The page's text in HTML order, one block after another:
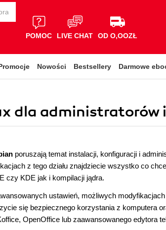
POMOC LIVE CHAT OD O,OOZŁ
Nowości Bestsellery Darmowe
dla
poruszają temat instalacji, konfiguracji i
z tego działu znajdziecie wszystko co
czy KDE jak i kompilacji jądra.
ustawień, możliwych
się bezpiecznego korzystania z komputera
OpenOffice lub zaawansowanego edytora